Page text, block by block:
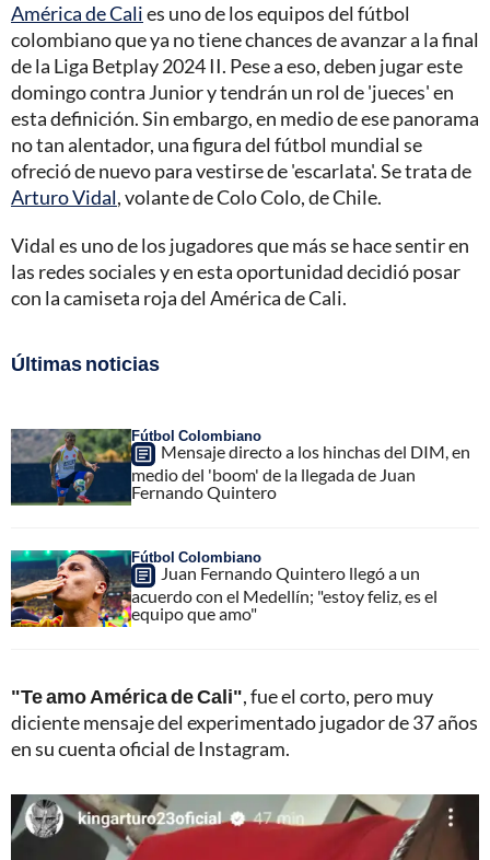
América de Calies uno de los equipos del fútbol
colombiano que ya no tiene chances de avanzar a la final
de la Liga Betplay 2024 II. Pese a eso, deben jugar este
domingo contra Junior y tendrán un rol de 'jueces' en
esta definición. Sin embargo, en medio de ese panorama
no tan alentador, una figura del fútbol mundial se
ofreció de nuevo para vestirse de 'escarlata'. Se trata de
Arturo Vidal, volante de Colo Colo, de Chile.
Vidal es uno de los jugadores que más se hace sentir en
las redes sociales y en esta oportunidad decidió posar
con la camiseta roja del América de Cali.
Últimas noticias
Fútbol Colombiano
Mensaje directo a los hinchas del DIM, en
medio del 'boom' de la llegada de Juan
Fernando Quintero
Fútbol Colombiano
Juan Fernando Quintero llegó a un
acuerdo con el Medellín; "estoy feliz, es el
equipo que amo"
"Te amo América de Cali", fue el corto, pero muy
diciente mensaje del experimentado jugador de 37 años
en su cuenta oficial de Instagram.